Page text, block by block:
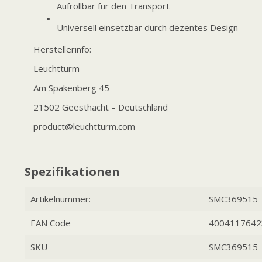
Aufrollbar für den Transport
Universell einsetzbar durch dezentes Design
Herstellerinfo:
Leuchtturm
Am Spakenberg 45
21502 Geesthacht – Deutschland
product@leuchtturm.com
Spezifikationen
Artikelnummer: SMC369515
EAN Code
SKU SMC369515